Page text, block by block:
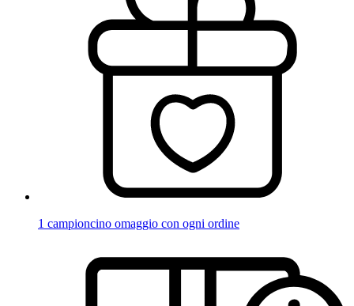
1 campioncino omaggio con ogni ordine